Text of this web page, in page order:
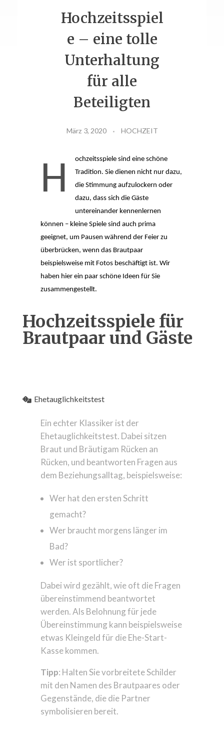
FIRMENEVENTHochzeitsspiel
e – eine tolle
Unterhaltung
für alle
Beteiligten
März 3, 2020 HOCHZEIT
H
ochzeitsspiele sind eine schöne
Tradition. Sie dienen nicht nur dazu,
die Stimmung aufzulockern oder
dazu, dass sich die Gäste
untereinander kennenlernen
können – kleine Spiele sind auch prima
geeignet, um Pausen während der Feier zu
überbrücken, wenn das Brautpaar
beispielsweise mit Fotos beschäftigt ist. Wir
haben hier ein paar schöne Ideen für Sie
zusammengestellt.
Hochzeitsspiele für
Brautpaar und Gäste
Ehetauglichkeitstest
Ein echter Klassiker ist der
Ehetauglichkeitstest. Dabei sitzen
Braut und Bräutigam Rücken an
Rücken, und beantworten Fragen aus
dem Beziehungsalltag, beispielsweise:
Wer hat den ersten Schritt
gemacht?
Wer braucht morgens länger im
Bad?
Wer ist sportlicher?
Dabei wird gezählt, wie oft die Fragen
übereinstimmend beantwortet
werden. Als Belohnung für jede
Übereinstimmung kann beispielsweise
etwas Kleingeld für die Ehe-Start-
Kasse kommen.
Tipp: Halten Sie vorbreitete Schilder
mit den Namen des Brautpaares oder
Gegenstände, die die Partner
symbolisieren bereit.